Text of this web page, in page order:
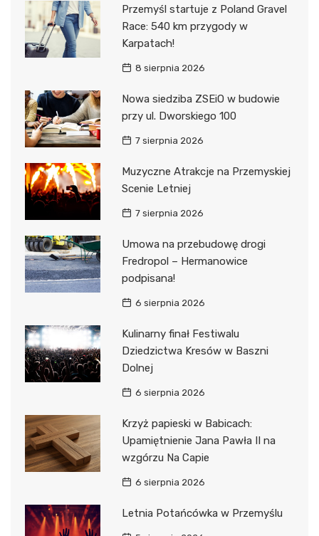
Przemyśl startuje z Poland Gravel
Race: 540 km przygody w
Karpatach!
8 sierpnia 2026
Nowa siedziba ZSEiO w budowie
przy ul. Dworskiego 100
7 sierpnia 2026
Muzyczne Atrakcje na Przemyskiej
Scenie Letniej
7 sierpnia 2026
Umowa na przebudowę drogi
Fredropol – Hermanowice
podpisana!
6 sierpnia 2026
Kulinarny finał Festiwalu
Dziedzictwa Kresów w Baszni
Dolnej
6 sierpnia 2026
Krzyż papieski w Babicach:
Upamiętnienie Jana Pawła II na
wzgórzu Na Capie
6 sierpnia 2026
Letnia Potańcówka w Przemyślu